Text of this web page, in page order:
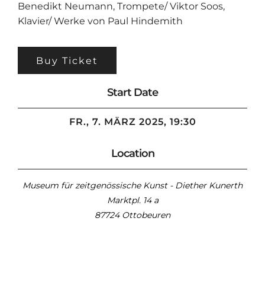
Benedikt Neumann, Trompete/ Viktor Soos,
Klavier/ Werke von Paul Hindemith
Buy Ticket
Start Date
FR., 7. MÄRZ 2025, 19:30
Location
Museum für zeitgenössische Kunst - Diether Kunerth
Marktpl. 14 a
87724 Ottobeuren